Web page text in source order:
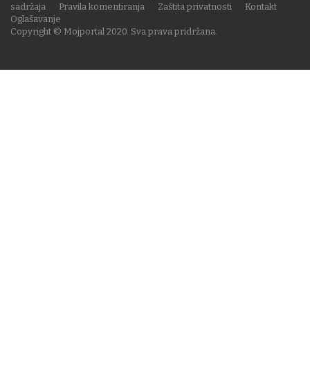
Copyright © Mojportal 2020. Sva prava pridržana.
sadržaja
Pravila komentiranja Zaštita privatnosti
Kontakt
Oglašavanje